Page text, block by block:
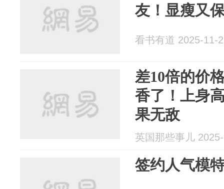
友！显瘦又
看书有道 2025-11-
差10倍的价
香了！上身
果无敌
英国那些事儿
签约人气模